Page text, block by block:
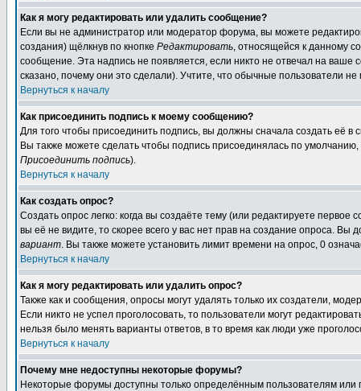
Как я могу редактировать или удалить сообщение?
Если вы не администратор или модератор форума, вы можете
создания) щёлкнув по кнопке Редактировать, относящейся к данному
сообщение. Эта надпись не появляется, если никто не отвечал на
сказано, почему они это сделали). Учтите, что обычные пользователи
Вернуться к началу
Как присоединить подпись к моему сообщению?
Для того чтобы присоединить подпись, вы должны сначала создать её
Вы также можете сделать чтобы подпись присоединялась по
Присоединить подпись).
Вернуться к началу
Как создать опрос?
Создать опрос легко: когда вы создаёте тему (или редактируете
вы её не видите, то скорее всего у вас нет прав на создание опроса.
вариант. Вы также можете установить лимит времени на опрос, 0
Вернуться к началу
Как я могу редактировать или удалить опрос?
Также как и сообщения, опросы могут удалять только их создатели,
Если никто не успел проголосовать, то пользователи могут
нельзя было менять варианты ответов, в то время как люди уже
Вернуться к началу
Почему мне недоступны некоторые форумы?
Некоторые форумы доступны только определённым пользователям или